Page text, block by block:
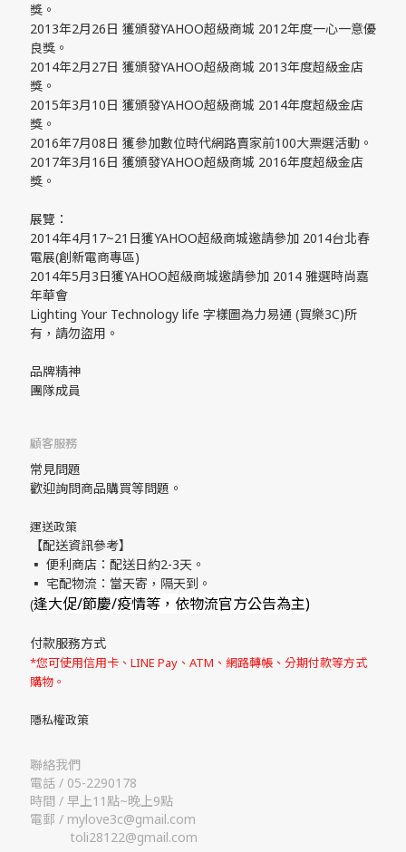
獎。
2013年2月26日 獲頒發YAHOO超級商城 2012年度一心一意優
良獎。
2014年2月27日 獲頒發YAHOO超級商城 2013年度超級金店
獎。
2015年3月10日 獲頒發YAHOO超級商城 2014年度超級金店
獎。
2016年7月08日 獲參加數位時代網路賣家前100大票選活動。
2017年3月16日 獲頒發YAHOO超級商城 2016年度超級金店
獎。
展覽：
2014年4月17~21日獲YAHOO超級商城邀請參加 2014台北春
電展(創新電商專區)
2014年5月3日獲YAHOO超級商城邀請參加 2014 雅選時尚嘉
年華會
Lighting Your Technology life 字樣圖為力易通 (買樂3C)所
有，請勿盜用。
品牌精神
團隊成員
顧客服務
常見問題
歡迎詢問商品購買等問題。
運送政策
【配送資訊參考】
▪ 便利商店：配送日約2-3天。
▪ 宅配物流：當天寄，隔天到。
(逢大促/節慶/疫情等，依物流官方公告為主)
付款服務方式
*您可使用信用卡、LINE Pay、ATM、網路轉帳、分期付款等方式
購物。
隱私權政策
聯絡我們
電話 / 05-2290178
時間 / 早上11點~晚上9點
電郵 / mylove3c@gmail.com
toli28122@gmail.com